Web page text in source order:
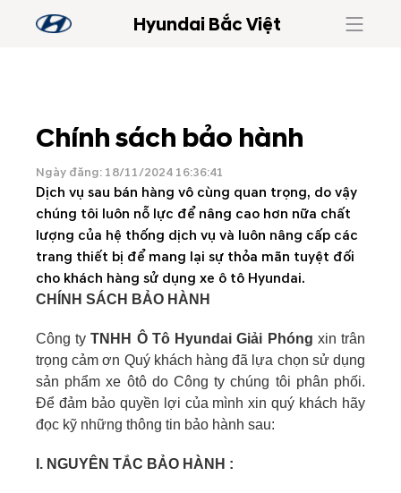
Hyundai Bắc Việt
Chính sách bảo hành
Ngày đăng: 18/11/2024 16:36:41
Dịch vụ sau bán hàng vô cùng quan trọng, do vậy
chúng tôi luôn nỗ lực để nâng cao hơn nữa chất
lượng của hệ thống dịch vụ và luôn nâng cấp các
trang thiết bị để mang lại sự thỏa mãn tuyệt đối
cho khách hàng sử dụng xe ô tô Hyundai.
CHÍNH SÁCH BẢO HÀNH
Công tyTNHH Ô Tô Hyundai Giải Phóng xin trân
trọng cảm ơn Quý khách hàng đã lựa chọn sử dụng
sản phẩm xe ôtô do Công ty chúng tôi phân phối.
Để đảm bảo quyền lợi của mình xin quý khách hãy
đọc kỹ những thông tin bảo hành sau:
I. NGUYÊN TẮC BẢO HÀNH :